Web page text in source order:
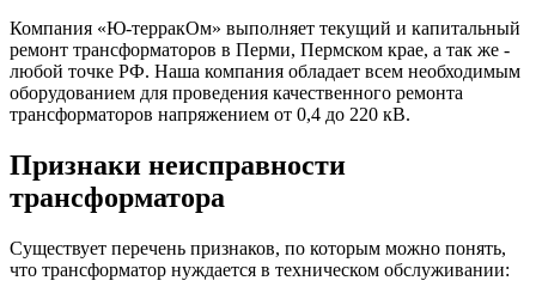
Компания «Ю-терракОм» выполняет текущий и капитальный
ремонт трансформаторов в Перми, Пермском крае, а так же -
любой точке РФ. Наша компания обладает всем необходимым
оборудованием для проведения качественного ремонта
трансформаторов напряжением от 0,4 до 220 кВ.
Признаки неисправности
трансформатора
Существует перечень признаков, по которым можно понять,
что трансформатор нуждается в техническом обслуживании: